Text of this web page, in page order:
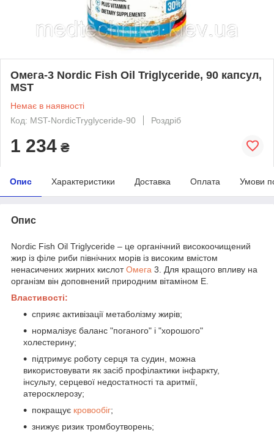
Омега-3 Nordic Fish Oil Triglyceride, 90 капсул,
MST
Немає в наявності
Код: MST-NordicTryglyceride-90
Роздріб
1 234 ₴
Опис Характеристики Доставка Оплата Умови
Опис
Nordic Fish Oil Triglyceride – це органічний високоочищений
жир із філе риби північних морів із високим вмістом
ненасичених жирних кислотОмега 3. Для кращого впливу на
організм він доповнений природним вітаміном Е.
Властивості:
сприяє активізації метаболізму жирів;
нормалізує баланс "поганого" і "хорошого"
холестерину;
підтримує роботу серця та судин, можна
використовувати як засіб профілактики інфаркту,
інсульту, серцевої недостатності та аритмії,
атеросклерозу;
покращує кровообіг;
знижує ризик тромбоутворень;